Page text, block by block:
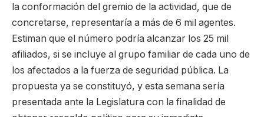
la conformación del gremio de la actividad, que de
concretarse, representaría a más de 6 mil agentes.
Estiman que el número podría alcanzar los 25 mil
afiliados, si se incluye al grupo familiar de cada uno de
los afectados a la fuerza de seguridad pública. La
propuesta ya se constituyó, y esta semana sería
presentada ante la Legislatura con la finalidad de